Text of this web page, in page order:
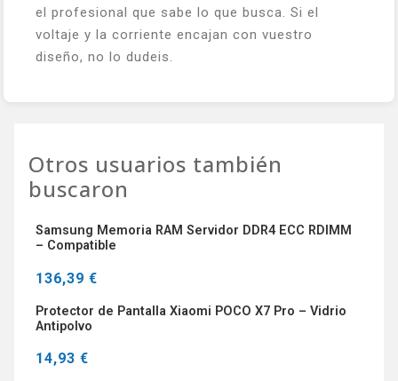
el profesional que sabe lo que busca. Si el
voltaje y la corriente encajan con vuestro
diseño, no lo dudeis.
Otros usuarios también
buscaron
Samsung Memoria RAM Servidor DDR4 ECC RDIMM
– Compatible
136,39 €
Protector de Pantalla Xiaomi POCO X7 Pro – Vidrio
Antipolvo
14,93 €